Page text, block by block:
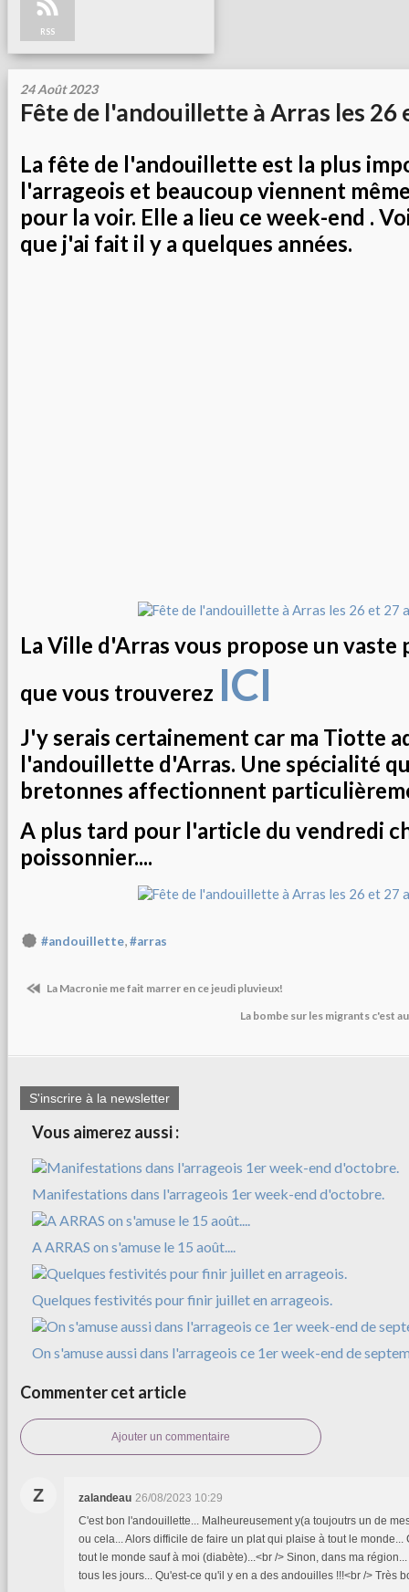
RSS
24 Août 2023
Fête de l'andouillette à Arras les 26
La fête de l'andouillette est la plus
l'arrageois et beaucoup viennent
pour la voir. Elle a lieu ce week-end .
que j'ai fait il y a quelques années.
La Ville d'Arras vous propose un vaste
que vous trouverez ICI
J'y serais certainement car ma Tiotte
l'andouillette d'Arras. Une spécialité
bretonnes affectionnent
A plus tard pour l'article du vendredi
poissonnier....
#andouillette,#arras
La Macronie me fait marrer en ce jeudi pluvieux!
La bombe sur les migrants c'est
S'inscrire à la newsletter
Vous aimerez aussi :
Manifestations dans l'arrageois 1er week-end d'octobre.
A ARRAS on s'amuse le 15 août....
Quelques festivités pour finir juillet en arrageois.
On s'amuse aussi dans l'arrageois ce 1er week-end de
Commenter cet article
Ajouter un commentaire
Z zalandeau 26/08/2023 10:29
C'est bon l'andouillette... Malheureusement y(a toujoutrs un de
ou cela... Alors difficile de faire un plat qui plaise à tout le monde...
tout le monde sauf à moi (diabète)...<br /> Sinon, dans ma
tous les jours... Qu'est-ce qu'il y en a des andouilles !!!<br /> Très